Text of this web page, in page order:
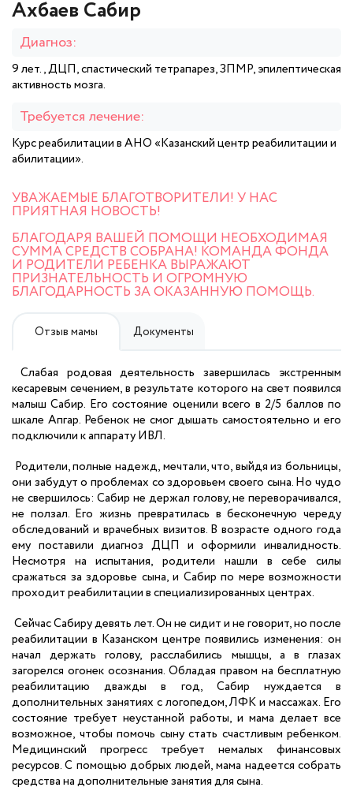
Ахбаев Сабир
Диагноз:
9 лет., ДЦП, спастический тетрапарез, ЗПМР, эпилептическая
активность мозга.
Требуется лечение:
Курс реабилитации в АНО «Казанский центр реабилитации и
абилитации».
УВАЖАЕМЫЕ БЛАГОТВОРИТЕЛИ! У НАС
ПРИЯТНАЯ НОВОСТЬ!
БЛАГОДАРЯ ВАШЕЙ ПОМОЩИ НЕОБХОДИМАЯ
СУММА СРЕДСТВ СОБРАНА! КОМАНДА ФОНДА
И РОДИТЕЛИ РЕБЕНКА ВЫРАЖАЮТ
ПРИЗНАТЕЛЬНОСТЬ И ОГРОМНУЮ
БЛАГОДАРНОСТЬ ЗА ОКАЗАННУЮ ПОМОЩЬ.
Отзыв мамы Документы
Слабая родовая деятельность завершилась экстренным
кесаревым сечением, в результате которого на свет появился
малыш Сабир. Его состояние оценили всего в 2/5 баллов по
шкале Апгар. Ребенок не смог дышать самостоятельно и его
подключили к аппарату ИВЛ.
Родители, полные надежд, мечтали, что, выйдя из больницы,
они забудут о проблемах со здоровьем своего сына. Но чудо
не свершилось: Сабир не держал голову, не переворачивался,
не ползал. Его жизнь превратилась в бесконечную череду
обследований и врачебных визитов. В возрасте одного года
ему поставили диагноз ДЦП и оформили инвалидность.
Несмотря на испытания, родители нашли в себе силы
сражаться за здоровье сына, и Сабир по мере возможности
проходит реабилитации в специализированных центрах.
Сейчас Сабиру девять лет. Он не сидит и не говорит, но после
реабилитации в Казанском центре появились изменения: он
начал держать голову, расслабились мышцы, а в глазах
загорелся огонек осознания. Обладая правом на бесплатную
реабилитацию дважды в год, Сабир нуждается в
дополнительных занятиях с логопедом, ЛФК и массажах. Его
состояние требует неустанной работы, и мама делает все
возможное, чтобы помочь сыну стать счастливым ребенком.
Медицинский прогресс требует немалых финансовых
ресурсов. С помощью добрых людей, мама надеется собрать
средства на дополнительные занятия для сына.